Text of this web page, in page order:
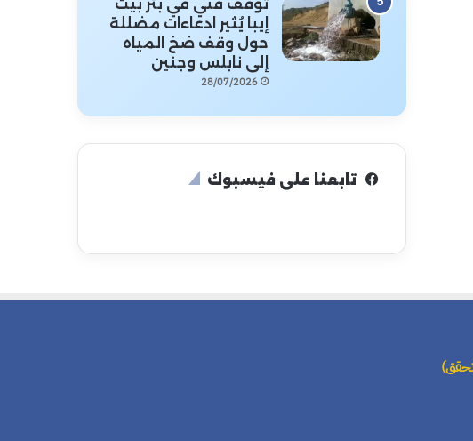
توقف فني في بئر بيت
إيبا يُثير ادعاءات مضللة
حول وقف ضخ المياه
إلى نابلس وجنين
28/07/2026
تابعنا على فيسبوك